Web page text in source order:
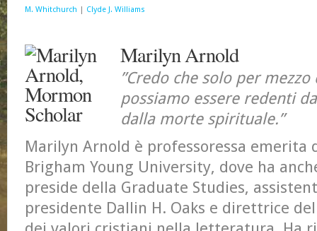
M. Whitchurch | Clyde J. Williams
Marilyn Arnold
”Credo che solo per mezzo
possiamo essere redenti
dalla morte spirituale.”
Marilyn Arnold è professoressa emerita
Brigham Young University, dove ha
preside della Graduate Studies,
presidente Dallin H. Oaks e direttrice